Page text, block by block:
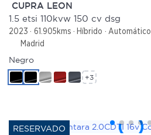
CUPRA LEON
1.5 etsi 110kvw 150 cv dsg
2023 61.905kms Híbrido
Automático
Madrid
Negro
+3